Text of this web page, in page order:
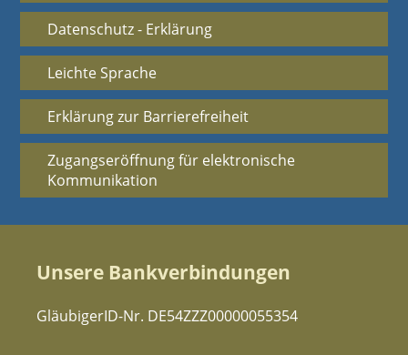
Datenschutz - Erklärung
Leichte Sprache
Erklärung zur Barrierefreiheit
Zugangseröffnung für elektronische
Kommunikation
Unsere Bankverbindungen
GläubigerID-Nr. DE54ZZZ00000055354